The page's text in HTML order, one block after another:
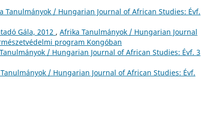
Tanulmányok / Hungarian Journal of African Studies: Évf.
Gála, 2012 , Afrika Tanulmányok / Hungarian Journal
program Kongóban
/ Hungarian Journal of African Studies: Évf. 3
/ Hungarian Journal of African Studies: Évf.